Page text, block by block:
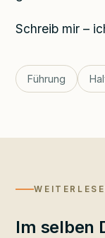
Schreib mir –
Führung
Im selben